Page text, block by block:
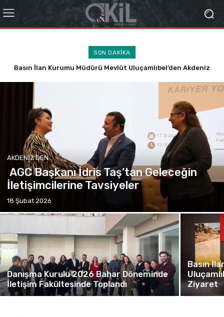
SON DAKİKA
Basın İlan Kurumu Müdürü Mevlüt Uluçamlıbel’den Akdeniz
Basın İlan Kurumu Müdürü Mevlüt Uluçamlıbel’den Akdeniz
AKDENIZ'DEN
AGC Başkanı İdris Taş’tan Geleceğin
İletişimcilerine Tavsiyeler
18 Şubat 2026
Danışma Kurulu 2026 Bahar Döneminde
İletişim Fakültesinde Toplandı
Basın
Ziyaret